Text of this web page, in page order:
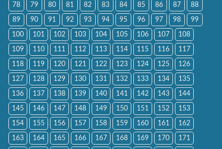
78 79 80 81 82 83 84 85 86 87 88
89 90 91 92 93 94 95 96 97 98 99
100 101 102 103 104 105 106 107 108
109 110 111 112 113 114 115 116 117
118 119 120 121 122 123 124 125 126
127 128 129 130 131 132 133 134 135
136 137 138 139 140 141 142 143 144
145 146 147 148 149 150 151 152 153
154 155 156 157 158 159 160 161 162
163 164 165 166 167 168 169 170 171